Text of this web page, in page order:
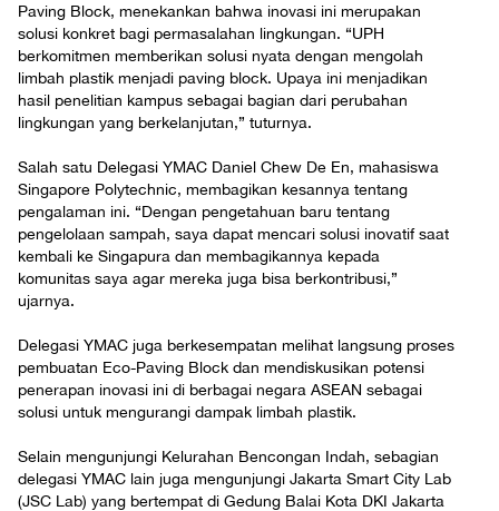
Paving Block, menekankan bahwa inovasi ini merupakan
solusi konkret bagi permasalahan lingkungan. “UPH
berkomitmen memberikan solusi nyata dengan mengolah
limbah plastik menjadi paving block. Upaya ini menjadikan
hasil penelitian kampus sebagai bagian dari perubahan
lingkungan yang berkelanjutan,” tuturnya.
Salah satu Delegasi YMAC Daniel Chew De En, mahasiswa
Singapore Polytechnic, membagikan kesannya tentang
pengalaman ini. “Dengan pengetahuan baru tentang
pengelolaan sampah, saya dapat mencari solusi inovatif saat
kembali ke Singapura dan membagikannya kepada
komunitas saya agar mereka juga bisa berkontribusi,”
ujarnya.
Delegasi YMAC juga berkesempatan melihat langsung proses
pembuatan Eco-Paving Block dan mendiskusikan potensi
penerapan inovasi ini di berbagai negara ASEAN sebagai
solusi untuk mengurangi dampak limbah plastik.
Selain mengunjungi Kelurahan Bencongan Indah, sebagian
delegasi YMAC lain juga mengunjungi Jakarta Smart City Lab
(JSC Lab) yang bertempat di Gedung Balai Kota DKI Jakarta